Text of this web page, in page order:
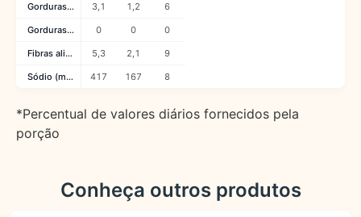
Gorduras saturadas (g) 3,1 1,2 6
Gorduras trans (g) 0 0 0
Fibras alimentares (g) 5,3 2,1 9
Sódio (mg) 417 167 8
*Percentual de valores diários fornecidos pela
porção
Conheça outros produtos